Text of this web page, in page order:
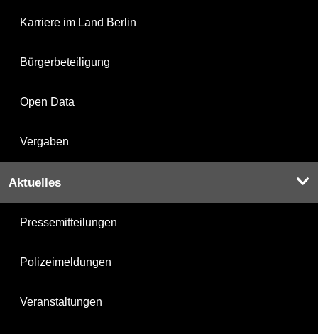
Karriere im Land Berlin
Bürgerbeteiligung
Open Data
Vergaben
Aktuelles
Pressemitteilungen
Polizeimeldungen
Veranstaltungen